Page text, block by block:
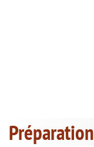
Préparation